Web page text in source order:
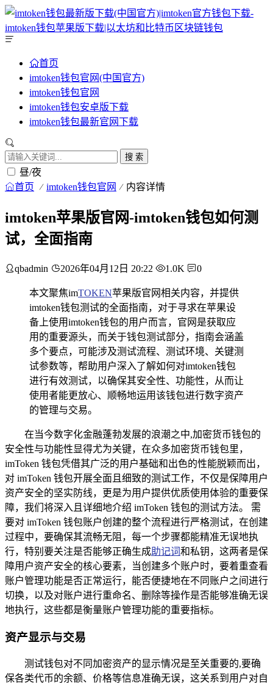
首页
imtoken钱包官网(中国官方)
imtoken钱包官网
imtoken钱包安卓版下载
imtoken钱包最新官网下载
搜 索
昼/夜
首页 imtoken钱包官网 内容详情
imtoken苹果版官网-imtoken钱包如何测
试，全面指南
qbadmin 2026年04月12日 20:22 1.0K 0
本文聚焦imTOKEN苹果版官网相关内容，并提供
imtoken钱包测试的全面指南，对于寻求在苹果设
备上使用imtoken钱包的用户而言，官网是获取应
用的重要源头，而关于钱包测试部分，指南会涵盖
多个要点，可能涉及测试流程、测试环境、关键测
试参数等，帮助用户深入了解如何对imtoken钱包
进行有效测试，以确保其安全性、功能性，从而让
使用者能更放心、顺畅地运用该钱包进行数字资产
的管理与交易。
在当今数字化金融蓬勃发展的浪潮之中,加密货币钱包的
安全性与功能性显得尤为关键，在众多加密货币钱包里，
imToken 钱包凭借其广泛的用户基础和出色的性能脱颖而出，
对 imToken 钱包开展全面且细致的测试工作，不仅是保障用户
资产安全的坚实防线，更是为用户提供优质使用体验的重要保
障，我们将深入且详细地介绍 imToken 钱包的测试方法。 需
要对 imToken 钱包账户创建的整个流程进行严格测试，在创建
过程中，要确保其流畅无阻，每一个步骤都能精准无误地执
行，特别要关注是否能够正确生成助记词和私钥，这两者是保
障用户资产安全的核心要素，当创建多个账户时，要着重查看
账户管理功能是否正常运行，能否便捷地在不同账户之间进行
切换，以及对账户进行重命名、删除等操作是否能够准确无误
地执行，这些都是衡量账户管理功能的重要指标。
资产显示与交易
测试钱包对不同加密资产的显示情况是至关重要的,要确
保各类代币的余额、价格等信息准确无误，这关系到用户对自